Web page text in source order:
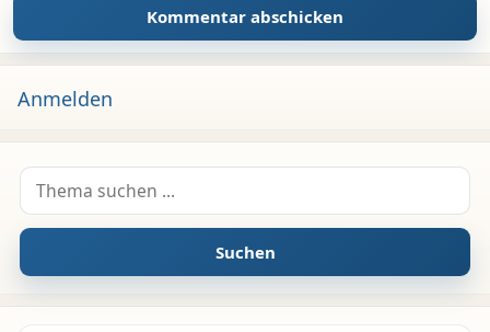
Anmelden
Suche nach:
Suchen